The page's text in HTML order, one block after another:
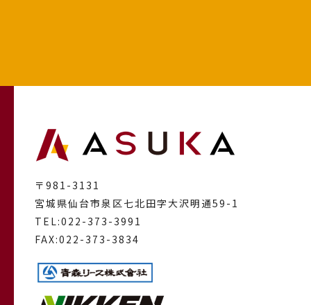
〒981-3131
宮城県仙台市泉区七北田字大沢明通59-1
TEL:022-373-3991
FAX:022-373-3834